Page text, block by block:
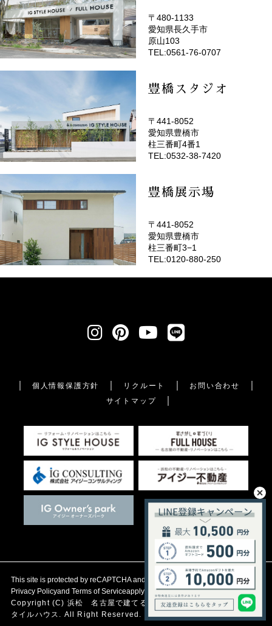
(EMOTOP名古屋)
〒480-1133
愛知県長久手市
原山103
TEL:0561-76-0707
豊橋スタジオ
(EMOTOP豊橋)
〒441-8052
愛知県豊橋市
柱三番町4番1
TEL:0532-38-7420
豊橋展示場
〒441-8052
愛知県豊橋市
柱三番町3−1
TEL:0120-880-250
個人情報保護方針 リクルート
お問い合わせ
サイトマップ
This site is protected by reCAPTCHA and the Google
Privacy Policyand Terms of Serviceapply.
Copyright (C) 浜松 名古屋で建てる自然素材の注文住宅アイジース
タイルハウス. All Right Reserved.